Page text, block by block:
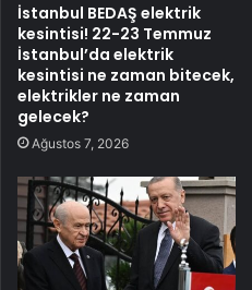
İstanbul BEDAŞ elektrik
kesintisi! 22-23 Temmuz
İstanbul’da elektrik
kesintisi ne zaman bitecek,
elektrikler ne zaman
gelecek?
Ağustos 7, 2026